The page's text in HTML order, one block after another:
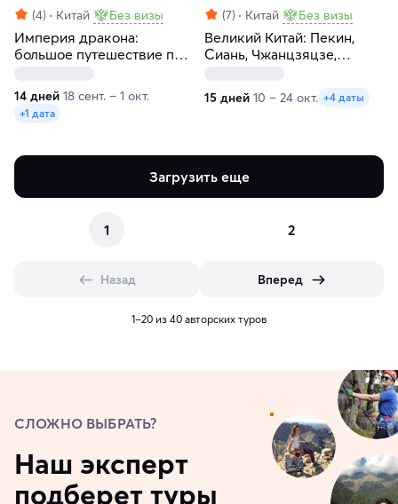
(4) Китай Без визы
Империя дракона:
большое путешествие по
14 дней 18 сент. – 1 окт.
+1 дата
(7) Китай Без визы
Великий Китай: Пекин,
Сиань, Чжанцзяцзе,
15 дней 10 – 24 окт. +4 даты
Загрузить еще
1 2
Назад Вперед
1–20 из 40 авторских туров
СЛОЖНО ВЫБРАТЬ?
Наш эксперт
подберет туры